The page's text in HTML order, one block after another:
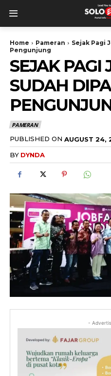
Home Pameran
Sejak Pagi
Pengunjung
SEJAK PAGI
SUDAH
PAMERAN
PUBLISHED ON AUGUST 24,
BY DYNDA
-